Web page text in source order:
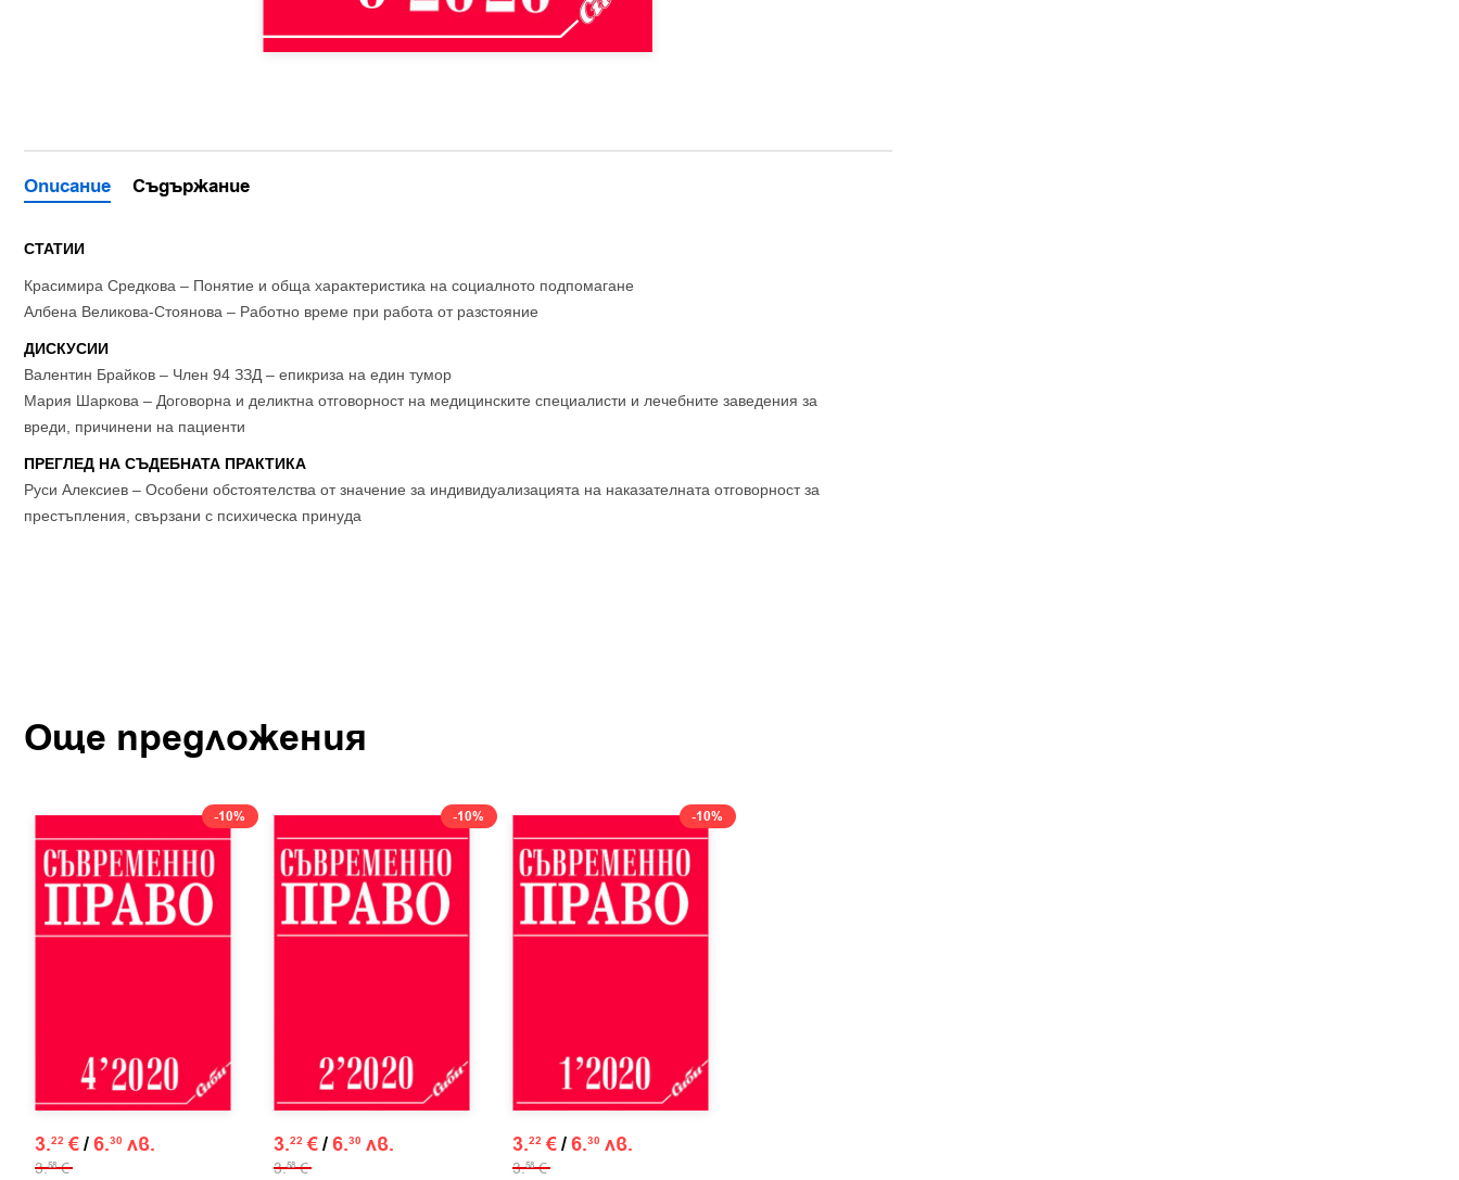
Описание Съдържание
СТАТИИ
Красимира Средкова – Понятие и обща характеристика на социалното подпомагане
Албена Великова-Стоянова – Работно време при работа от разстояние
ДИСКУСИИ
Валентин Брайков – Член 94 ЗЗД – епикриза на един тумор
Мария Шаркова – Договорна и деликтна отговорност на медицинските специалисти и лечебните заведения за
вреди, причинени на пациенти
ПРЕГЛЕД НА СЪДЕБНАТА ПРАКТИКА
Руси Алексиев – Особени обстоятелства от значение за индивидуализацията на наказателната отговорност за
престъпления, свързани с психическа принуда
Още предложения
-10%
3.22 €/6.30 лв.
3.58 €
-10%
3.22 €/6.30 лв.
3.58 €
-10%
3.22 €/6.30 лв.
3.58 €